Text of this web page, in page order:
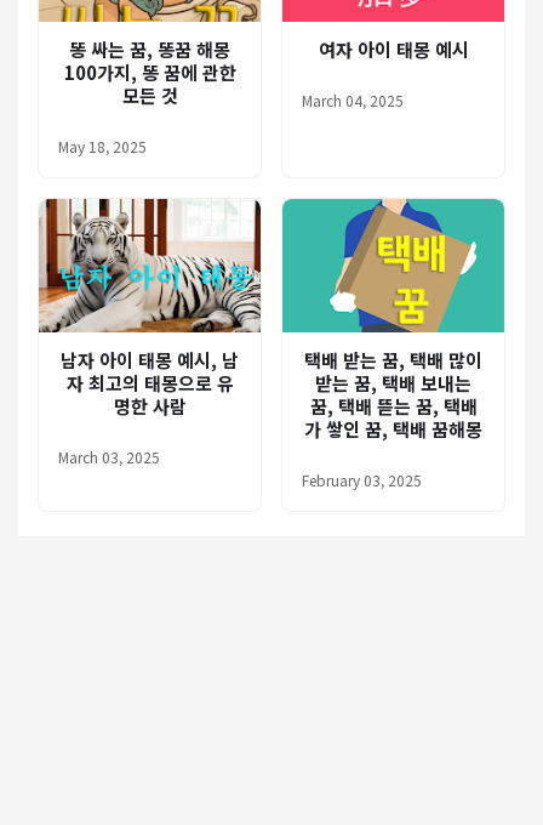
똥 싸는 꿈, 똥꿈 해몽
100가지, 똥 꿈에 관한
모든 것
May 18, 2025
여자 아이 태몽 예시
March 04, 2025
남자 아이 태몽 예시, 남
자 최고의 태몽으로 유
명한 사람
March 03, 2025
택배 받는 꿈, 택배 많이
받는 꿈, 택배 보내는
꿈, 택배 뜯는 꿈, 택배
가 쌓인 꿈, 택배 꿈해몽
February 03, 2025